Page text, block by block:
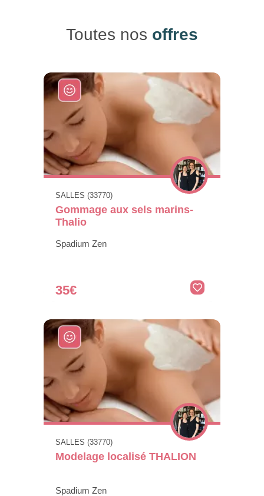
Toutes nos offres
SALLES (33770)
Gommage aux sels marins-
Thalio
Spadium Zen
35€
SALLES (33770)
Modelage localisé THALION
Spadium Zen